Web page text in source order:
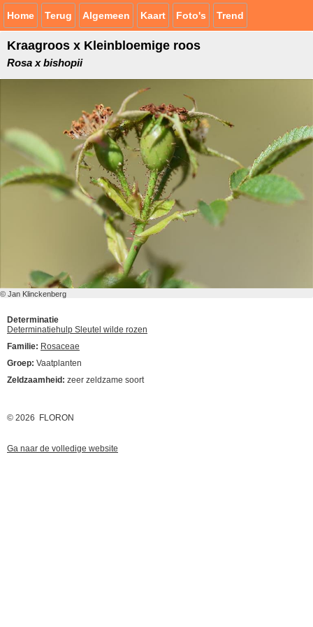
Home Terug Algemeen Kaart Foto's Trend
Kraagroos x Kleinbloemige roos
Rosa x bishopii
© Jan Klinckenberg
Determinatie
Determinatiehulp Sleutel wilde rozen
Familie: Rosaceae
Groep: Vaatplanten
Zeldzaamheid: zeer zeldzame soort
© 2026 FLORON
Ga naar de volledige website